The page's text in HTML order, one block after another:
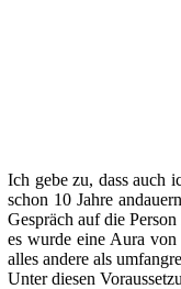
Ich gebe zu, dass auch
schon 10 Jahre
Gespräch auf die
es wurde eine Aura
alles andere als
Unter diesen